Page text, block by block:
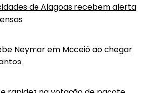
de Alagoas recebem alerta
Neymar em Maceió ao chegar